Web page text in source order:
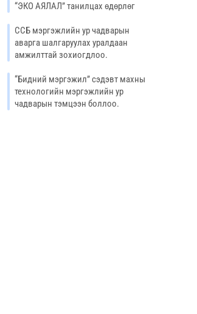
“ЭКО АЯЛАЛ” танилцах өдөрлөг
ССБ мэргэжлийн ур чадварын
аварга шалгаруулах уралдаан
амжилттай зохиогдлоо.
“Бидний мэргэжил” сэдэвт махны
технологийн мэргэжлийн ур
чадварын тэмцээн боллоо.